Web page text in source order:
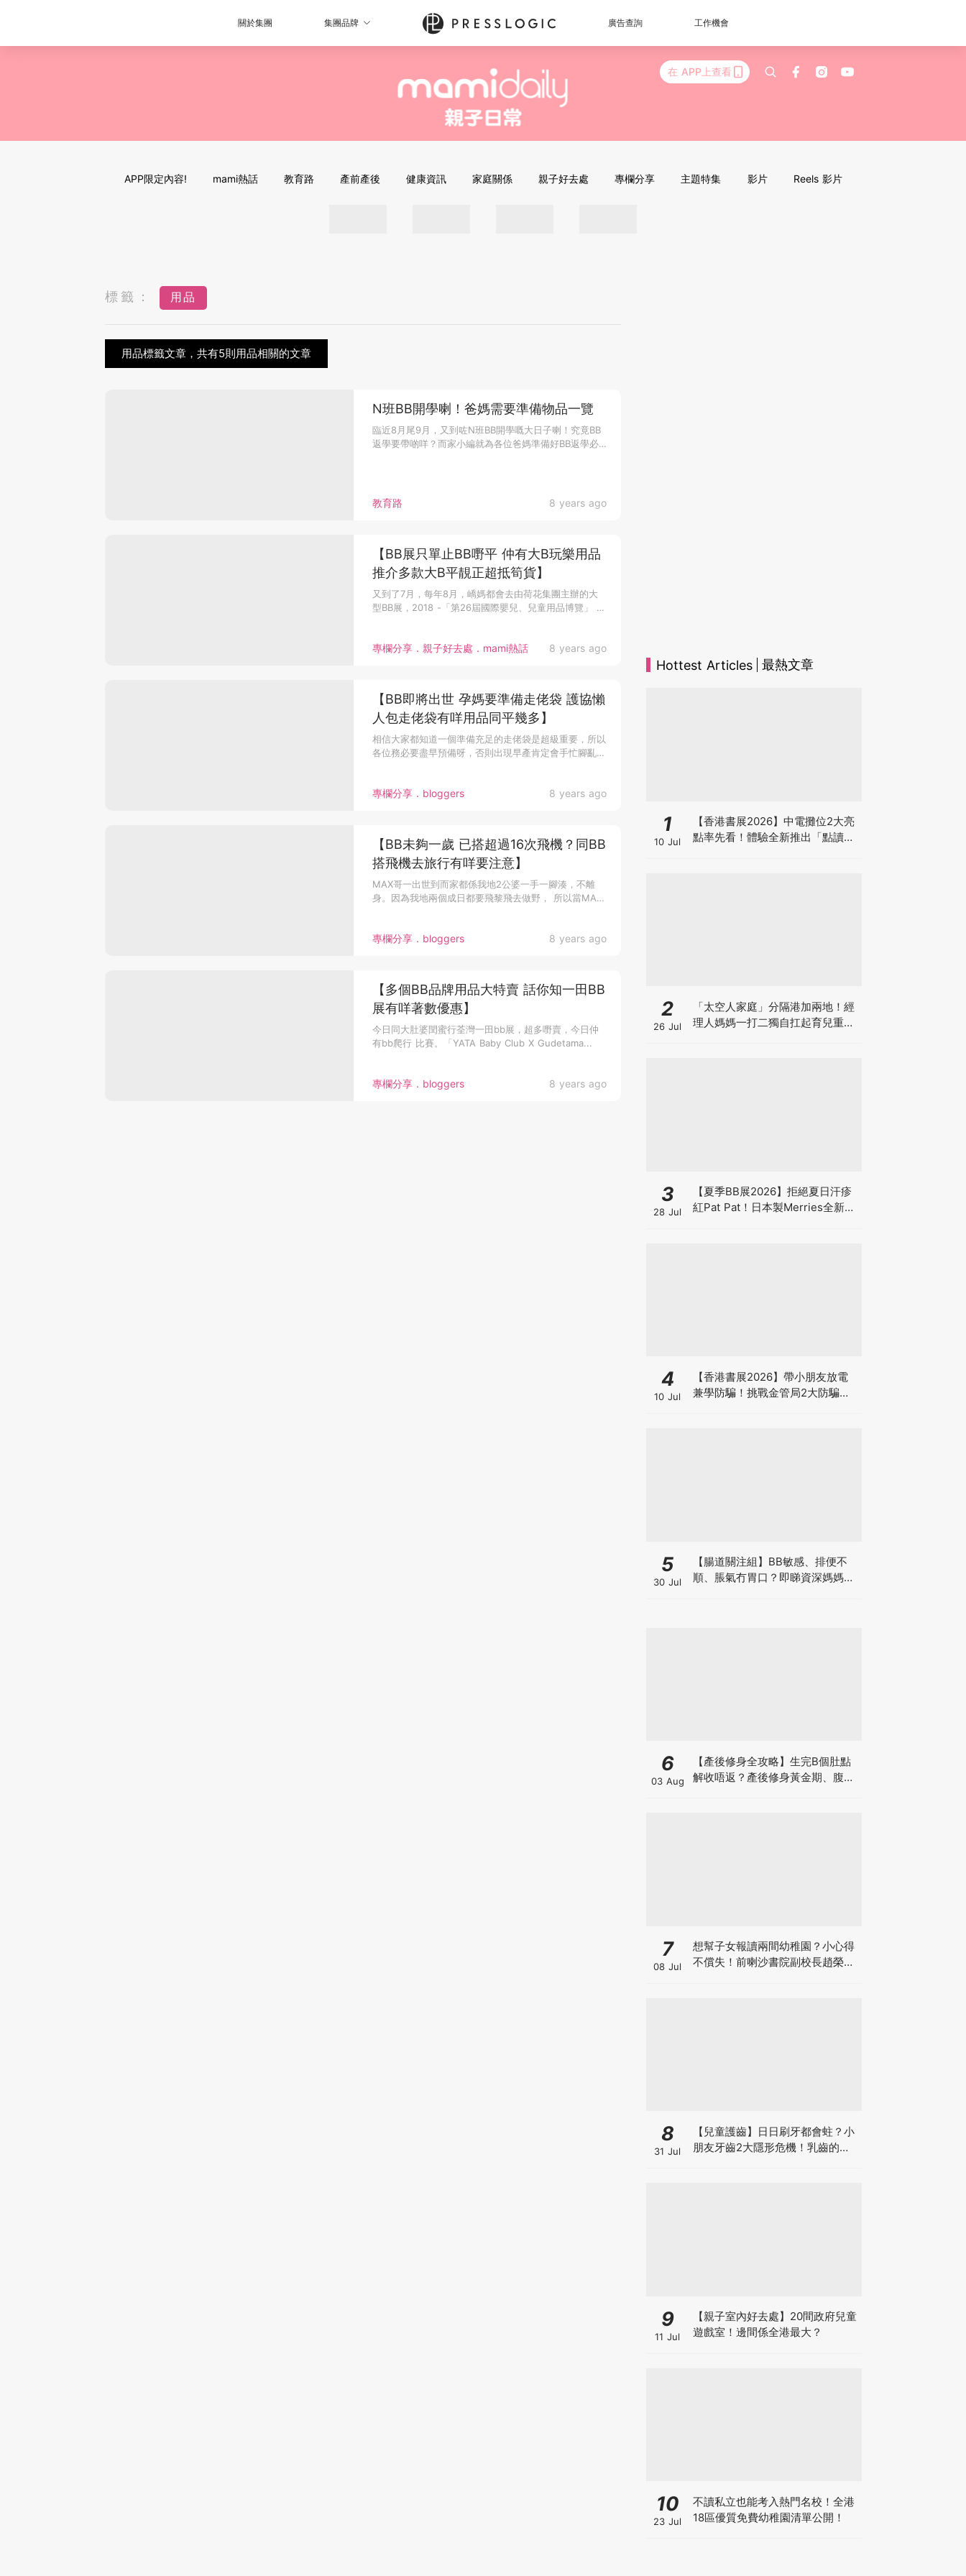
關於集團 集團品牌 廣告查詢 工作機會
在 APP上查看
APP限定內容! mami熱話 教育路 產前產後 健康資訊 家庭關係 親子好去處 專欄分享 主題特集 影片 Reels 影片
標籤： 用品
用品標籤文章，共有5則用品相關的文章
教育路 8 years ago
N班BB開學喇！爸媽需要準備物品一覽
臨近8月尾9月，又到咗N班BB開學嘅大日子喇！究竟BB
返學要帶啲咩？而家小編就為各位爸媽準備好BB返學必
專欄分享．親子好去處．mami熱話 8 years ago
【BB展只單止BB嘢平 仲有大B玩樂用品
推介多款大B平靚正超抵筍貨】
又到了7月，每年8月，嶠媽都會去由荷花集團主辦的大
型BB展，2018 -「第26屆國際嬰兒、兒童用品博覽」 將
專欄分享．bloggers 8 years ago
【 BB即將出世 孕媽要準備走佬袋 護協懶
人包走佬袋有咩用品同平幾多】
相信大家都知道一個準備充足的走佬袋是超級重要，所以
各位務必要盡早預備呀，否則出現早產肯定會手忙腳亂
專欄分享．bloggers 8 years ago
【BB未夠一歲 已搭超過16次飛機？同BB
搭飛機去旅行有咩要注意】
MAX哥一出世到而家都係我地2公婆一手一腳湊，不離
身。因為我地兩個成日都要飛黎飛去做野， 所以當MAX
專欄分享．bloggers 8 years ago
【多個BB品牌用品大特賣 話你知一田BB
展有咩著數優惠】
今日同大肚婆閏蜜行荃灣一田bb展，超多嘢賣，今日仲
有bb爬行 比賽。「YATA Baby Club X Gudetama...
Hottest Articles 最熱文章
1
10 Jul
【香港書展2026】中電攤位2大亮
點率先看！體驗全新推出「點讀故
2
26 Jul
「太空人家庭」分隔港加兩地！經
理人媽媽一打二獨自扛起育兒重
3
28 Jul
【夏季BB展2026】拒絕夏日汗疹
紅Pat Pat！日本製Merries全新超
4
10 Jul
【香港書展2026】帶小朋友放電
兼學防騙！挑戰金管局2大防騙遊
5
30 Jul
【腸道關注組】BB敏感、排便不
順、脹氣冇胃口？即睇資深媽媽分
6
03 Aug
【產後修身全攻略】生完B個肚點
解收唔返？產後修身黃金期、腹直
7
08 Jul
想幫子女報讀兩間幼稚園？小心得
不償失！前喇沙書院副校長趙榮
8
31 Jul
【兒童護齒】日日刷牙都會蛀？小
朋友牙齒2大隱形危機！乳齒的琺
9
11 Jul
【親子室內好去處】20間政府兒童
遊戲室！邊間係全港最大？
10
23 Jul
不讀私立也能考入熱門名校！全港
18區優質免費幼稚園清單公開！